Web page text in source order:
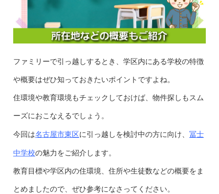
ファミリーで引っ越しするとき、学区内にある学校の特徴
や概要はぜひ知っておきたいポイントですよね。
住環境や教育環境もチェックしておけば、物件探しもスム
ーズにおこなえるでしょう。
今回は名古屋市東区に引っ越しを検討中の方に向け、 冨士
中学校の魅力をご紹介します。
教育目標や学区内の住環境、住所や生徒数などの概要をま
とめましたので、ぜひ参考になさってください。